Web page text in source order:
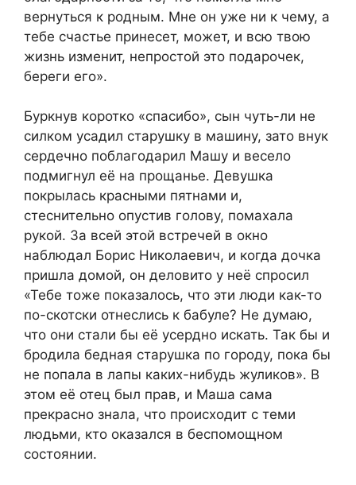
вернуться к родным. Мне он уже ни к чему, а
тебе счастье принесет, может, и всю твою
жизнь изменит, непростой это подарочек,
береги его».
Буркнув коротко «спасибо», сын чуть-ли не
силком усадил старушку в машину, зато внук
сердечно поблагодарил Машу и весело
подмигнул её на прощанье. Девушка
покрылась красными пятнами и,
стеснительно опустив голову, помахала
рукой. За всей этой встречей в окно
наблюдал Борис Николаевич, и когда дочка
пришла домой, он деловито у неё спросил
«Тебе тоже показалось, что эти люди как-то
по-скотски отнеслись к бабуле? Не думаю,
что они стали бы её усердно искать. Так бы и
бродила бедная старушка по городу, пока бы
не попала в лапы каких-нибудь жуликов». В
этом её отец был прав, и Маша сама
прекрасно знала, что происходит с теми
людьми, кто оказался в беспомощном
состоянии.